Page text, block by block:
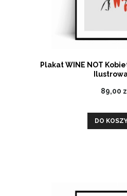
Plakat WINE NOT
89,00
DO